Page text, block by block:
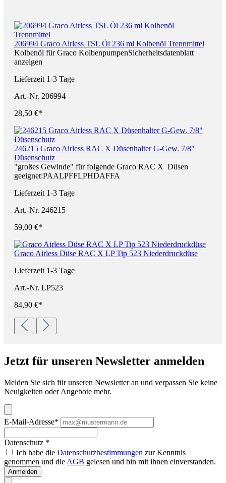
206994 Graco Airless TSL Öl 236 ml Kolbenöl Trennmittel
Kolbenöl für Graco KolbenpumpenSicherheitsdatenblatt
anzeigen
Lieferzeit 1-3 Tage
Art.-Nr. 206994
28,50 €*
246215 Graco Airless RAC X Düsenhalter G-Gew. 7/8"
Düsenschutz
"großes Gewinde" für folgende Graco RAC X Düsen
geeignet:PAALPFFLPHDAFFA
Lieferzeit 1-3 Tage
Art.-Nr. 246215
59,00 €*
Graco Airless Düse RAC X LP Tip 523 Niederdruckdüse
Lieferzeit 1-3 Tage
Art.-Nr. LP523
84,90 €*
Jetzt für unseren Newsletter anmelden
Melden Sie sich für unseren Newsletter an und verpassen Sie keine
Neuigkeiten oder Angebote mehr.
E-Mail-Adresse*
Datenschutz *
Ich habe die Datenschutzbestimmungen zur Kenntnis
genommen und die AGB gelesen und bin mit ihnen einverstanden.
Anmelden